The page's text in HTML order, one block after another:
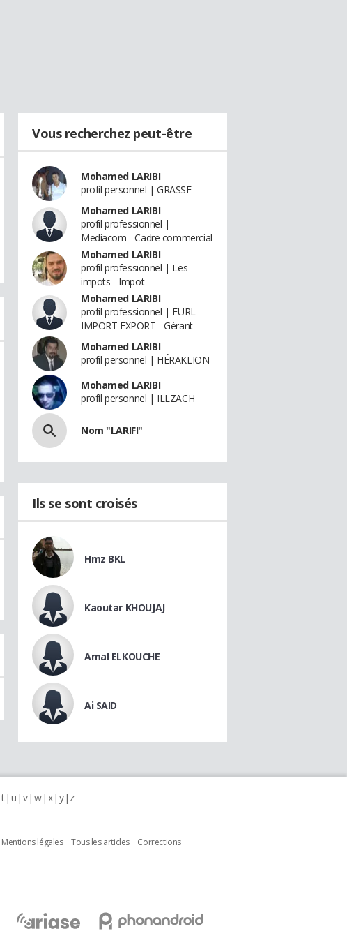
Vous recherchez peut-être
Mohamed LARIBI
profil personnel | GRASSE
Mohamed LARIBI
profil professionnel |
Mediacom - Cadre commercial
Mohamed LARIBI
profil professionnel | Les
impots - Impot
Mohamed LARIBI
profil professionnel | EURL
IMPORT EXPORT - Gérant
Mohamed LARIBI
profil personnel | HÉRAKLION
Mohamed LARIBI
profil personnel | ILLZACH
Nom "LARIFI"
Ils se sont croisés
Hmz BKL
Kaoutar KHOUJAJ
Amal ELKOUCHE
Ai SAID
t u v w x y z
Mentions légales Tous les articles
Corrections